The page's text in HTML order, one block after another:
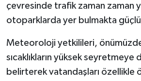
çevresinde trafik zaman zaman
otoparklarda yer bulmakta
Meteoroloji yetkilileri,
sıcaklıkların yüksek
belirterek vatandaşları özellikle